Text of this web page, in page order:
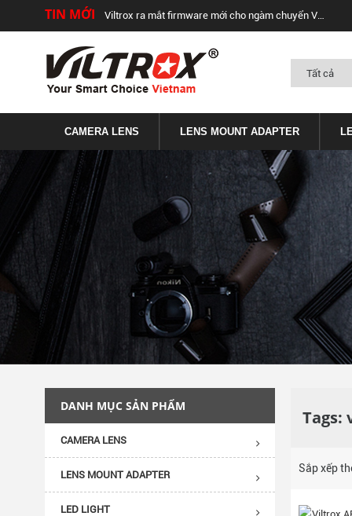
TIN MỚI Viltrox ra mắt firmware mới cho ngàm chuyển Viltrox EF-FX1 và EF-FX2 (v.2.29)
CAMERA LENS LENS MOUNT ADAPTER
Sắp xếp
DANH MỤC SẢN PHẨM
CAMERA LENS
LENS MOUNT ADAPTER
LED LIGHT